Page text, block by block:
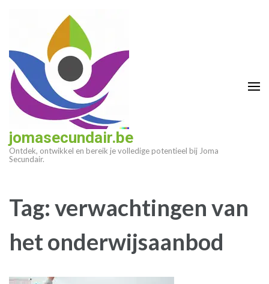
(druk
enter)
jomasecundair.be
Ontdek, ontwikkel en bereik je volledige potentieel bij Joma
Secundair.
Tag:verwachtingen van
het onderwijsaanbod